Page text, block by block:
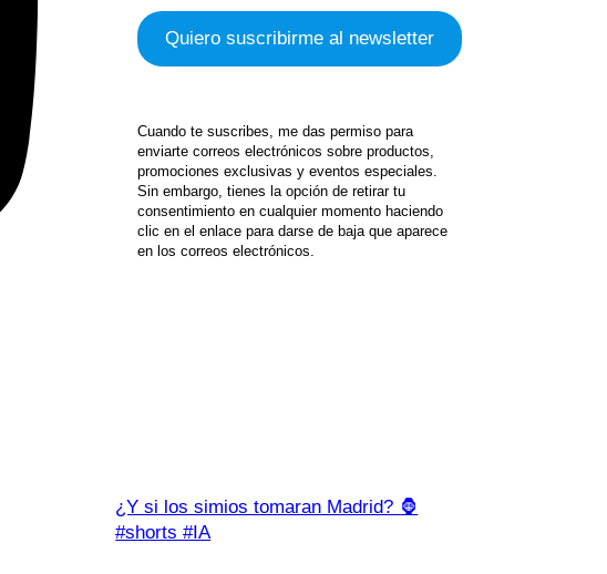
Cuando te suscribes, me das permiso para
enviarte correos electrónicos sobre productos,
promociones exclusivas y eventos especiales.
Sin embargo, tienes la opción de retirar tu
consentimiento en cualquier momento haciendo
clic en el enlace para darse de baja que aparece
en los correos electrónicos.
¿Y si los simios tomaran Madrid? 🦍
#shorts #IA